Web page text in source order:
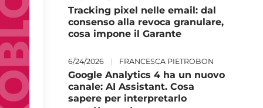
Tracking pixel nelle email: dal
consenso alla revoca granulare,
cosa impone il Garante
6/24/2026 | FRANCESCA PIETROBON
Google Analytics 4 ha un nuovo
canale: AI Assistant. Cosa
sapere per interpretarlo